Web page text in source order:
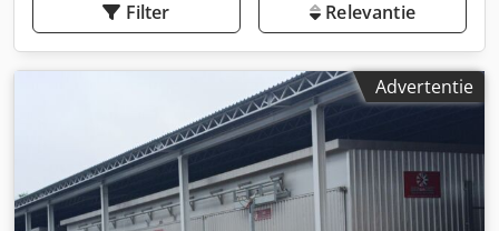
Filter Relevantie
Advertentie